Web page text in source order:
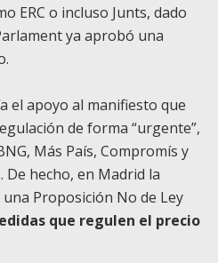
ERC o incluso Junts, dado
ya aprobó una
el apoyo al manifiesto que
de forma “urgente”,
Más País, Compromís y
De hecho, en Madrid la
Proposición No de Ley
que regulen el precio